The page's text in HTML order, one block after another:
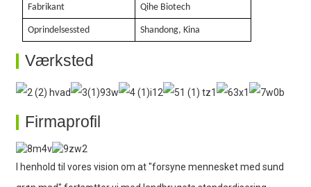
Fabrikant Qihe Biotech
Oprindelsessted Shandong, Kina
Værksted
Firmaprofil
I henhold til vores vision om at "forsyne mennesket med sund